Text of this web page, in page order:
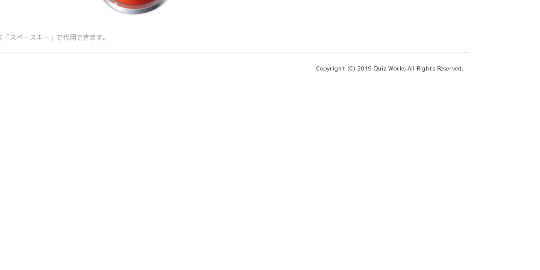
スペースキー」で代用できます。
Copyright (C) 2019 Quiz Works All Rights Reserved.